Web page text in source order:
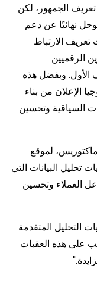
تعريف الجمهور، لكن
نهائيًا عن دعم
تعريف الارتباط
الرقميين
الأول. وبفضل هذه
الإعلان من بناء
السياقية وتحسين
لموقع
تحليل البيانات التي
العملاء وتحسين
التحليل المتقدمة
على هذه العقبات